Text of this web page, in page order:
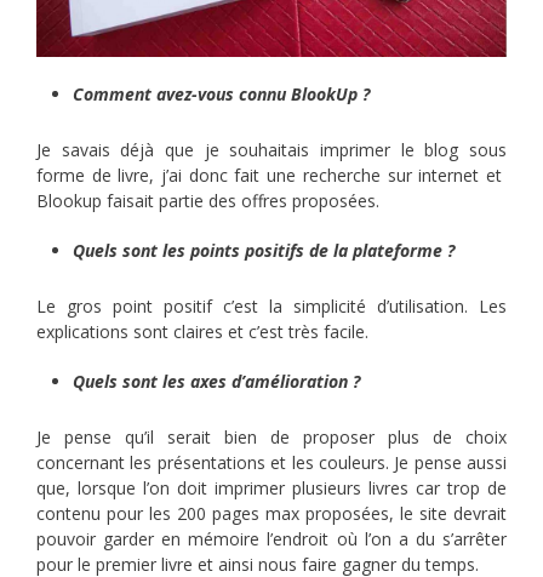
Comment avez-vous connu BlookUp ?
Je savais déjà que je souhaitais imprimer le blog sous
forme de livre, j’ai donc fait une recherche sur internet et
Blookup faisait partie des offres proposées.
Quels sont les points positifs de la plateforme ?
Le gros point positif c’est la simplicité d’utilisation. Les
explications sont claires et c’est très facile.
Quels sont les axes d’amélioration ?
Je pense qu’il serait bien de proposer plus de choix
concernant les présentations et les couleurs. Je pense aussi
que, lorsque l’on doit imprimer plusieurs livres car trop de
contenu pour les 200 pages max proposées, le site devrait
pouvoir garder en mémoire l’endroit où l’on a du s’arrêter
pour le premier livre et ainsi nous faire gagner du temps.